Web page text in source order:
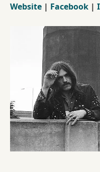
Website | Facebook |